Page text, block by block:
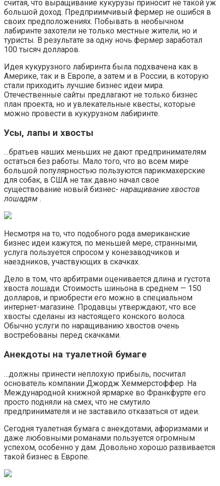
считая, что выращивание кукурузы приносит не такой уж
большой доход. Предприимчивый фермер не ошибся в
своих предположениях. Побывать в необычном
лабиринте захотели не только местные жители, но и
туристы. В результате за одну ночь фермер заработал
100 тысяч долларов.
Идея кукурузного лабиринта была подхвачена как в
Америке, так и в Европе, а затем и в России, в которую
стали приходить лучшие бизнес идеи мира.
Отечественные сайты предлагают не только бизнес
план проекта, но и увлекательные квесты, которые
можно провести в кукурузном лабиринте.
Усы, лапы и хвосты
…братьев наших меньших не дают предпринимателям
остаться без работы. Мало того, что во всем мире
большой популярностью пользуются парикмахерские
для собак, в США не так давно начал свое
существование новый бизнес- наращивание хвостов
лошадям .
Несмотря на то, что подобного рода американские
бизнес идеи кажутся, по меньшей мере, странными,
услуга пользуется спросом у конезаводчиков и
наездников, участвующих в скачках.
Дело в том, что арбитрами оценивается длина и густота
хвоста лошади. Стоимость шиньона в среднем — 150
долларов, и приобрести его можно в специальном
интернет-магазине. Продавцы утверждают, что все
хвосты сделаны из настоящего конского волоса.
Обычно услуги по наращиванию хвостов очень
востребованы перед скачками.
Анекдоты на туалетной бумаге
…должны принести неплохую прибыль, посчитал
основатель компании Джордж Хеммерстоффер. На
Международной книжной ярмарке во Франкфурте его
просто подняли на смех, что не смутило
предпринимателя и не заставило отказаться от идеи.
Сегодня туалетная бумага с анекдотами, афоризмами и
даже любовными романами пользуется огромным
успехом, особенно у дам. Довольно хорошо развивается
такой бизнес в Европе.